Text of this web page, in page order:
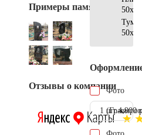
Примеры памятников
Отзывы о компанииФото
1 шт.4.900